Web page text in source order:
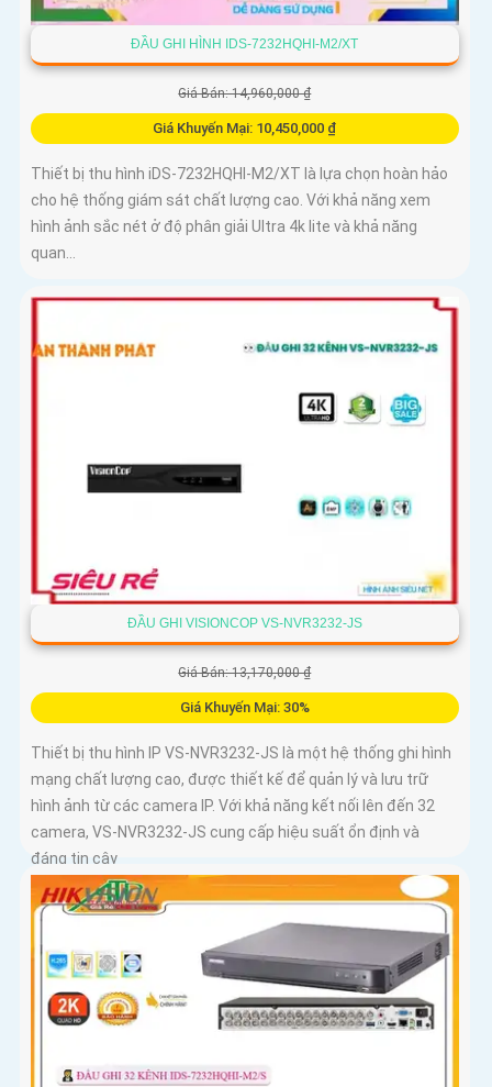
ĐẦU GHI HÌNH IDS-7232HQHI-M2/XT
Giá Bán: 14,960,000 ₫
Giá Khuyến Mại: 10,450,000 ₫
Thiết bị thu hình iDS-7232HQHI-M2/XT là lựa chọn hoàn hảo
cho hệ thống giám sát chất lượng cao. Với khả năng xem
hình ảnh sắc nét ở độ phân giải Ultra 4k lite và khả năng
quan...
ĐẦU GHI VISIONCOP VS-NVR3232-JS
Giá Bán: 13,170,000 ₫
Giá Khuyến Mại: 30%
Thiết bị thu hình IP VS-NVR3232-JS là một hệ thống ghi hình
mạng chất lượng cao, được thiết kế để quản lý và lưu trữ
hình ảnh từ các camera IP. Với khả năng kết nối lên đến 32
camera, VS-NVR3232-JS cung cấp hiệu suất ổn định và
đáng tin cậy